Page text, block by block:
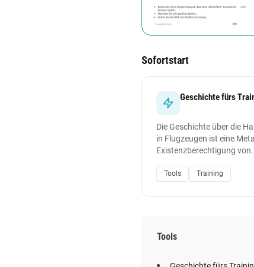
Sofortstart
Geschichte fürs
Die Geschichte über die
in Flugzeugen ist eine
Existenzberechtigung
Tools Training
Tools